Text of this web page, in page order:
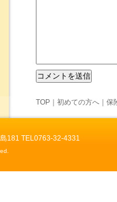
TOP 初めての方へ 保
181 TEL0763-32-4331